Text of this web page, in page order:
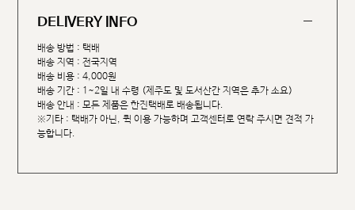
DELIVERY INFO
배송 방법 : 택배
배송 지역 : 전국지역
배송 비용 : 4,000원
배송 기간 : 1~2일 내 수령 (제주도 및 도서산간 지역은 추가 소요)
배송 안내 : 모든 제품은 한진택배로 배송됩니다.
※기타 : 택배가 아닌, 퀵 이용 가능하며 고객센터로 연락 주시면 견적 가
능합니다.